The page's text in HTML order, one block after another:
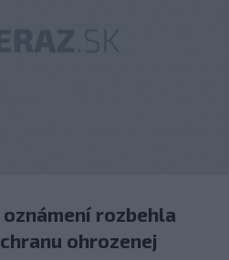
rozbehla
ohrozenej